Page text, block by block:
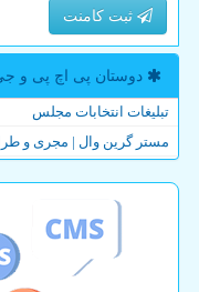
ثبت کامنت
دوستان پی اچ پی و
تبلیغات انتخابات مجلس
مستر گرین وال | مجری و